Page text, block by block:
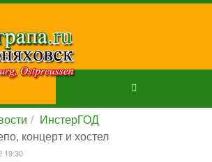
ИнстерГОД
концерт и хостел
19:30